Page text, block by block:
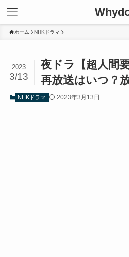
ホーム NHKドラマ
夜ドラ【超人間
再放送はいつ？
2023
3/13
NHKドラマ 2023年3月13日